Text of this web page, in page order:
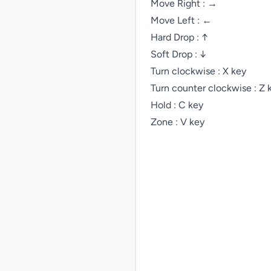
Move Right : →
Move Left : ←
Hard Drop : ↑
Soft Drop : ↓
Turn clockwise : X key
Turn counter clockwise : Z
Hold : C key
Zone : V key